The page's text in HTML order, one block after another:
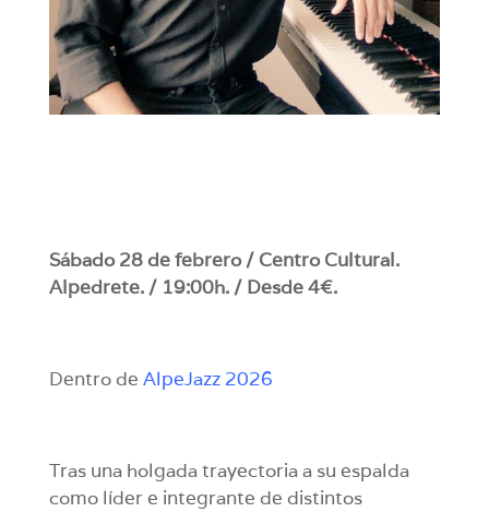
Sábado 28 de febrero / Centro Cultural.
Alpedrete. / 19:00h. / Desde 4€.
Dentro de AlpeJazz 2026
Tras una holgada trayectoria a su espalda
como líder e integrante de distintos